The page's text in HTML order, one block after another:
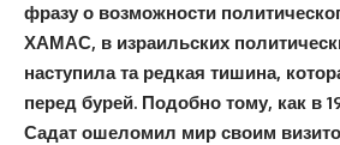
фразу о возможности
ХАМАС, в израильских
наступила та редкая тишина,
перед бурей. Подобно тому, как в
Садат ошеломил мир своим